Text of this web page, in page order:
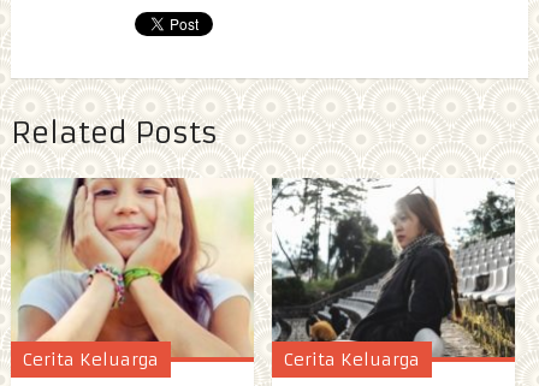
Related Posts
Cerita Keluarga Cerita Keluarga